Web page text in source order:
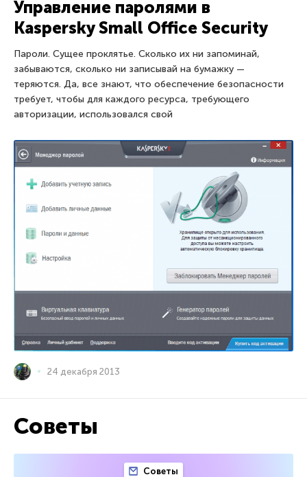
Управление паролями в
Kaspersky Small Office Security
Пароли. Сущее проклятье. Сколько их ни запоминай,
забываются, сколько ни записывай на бумажку —
теряются. Да, все знают, что обеспечение безопасности
требует, чтобы для каждого ресурса, требующего
авторизации, использовался свой
24 декабря 2013
Советы
Советы